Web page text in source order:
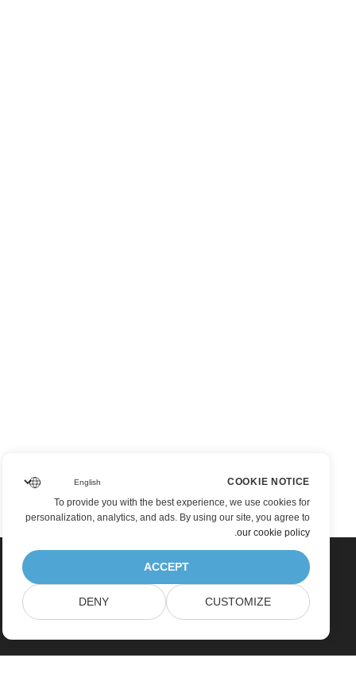
COOKIE NOTICE
To provide you with the best experience, we use cookies for
personalization, analytics, and ads. By using our site, you agree to
our cookie policy
.
ACCEPT
CUSTOMIZE
DENY